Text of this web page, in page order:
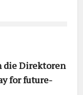
die Direktoren
for future-